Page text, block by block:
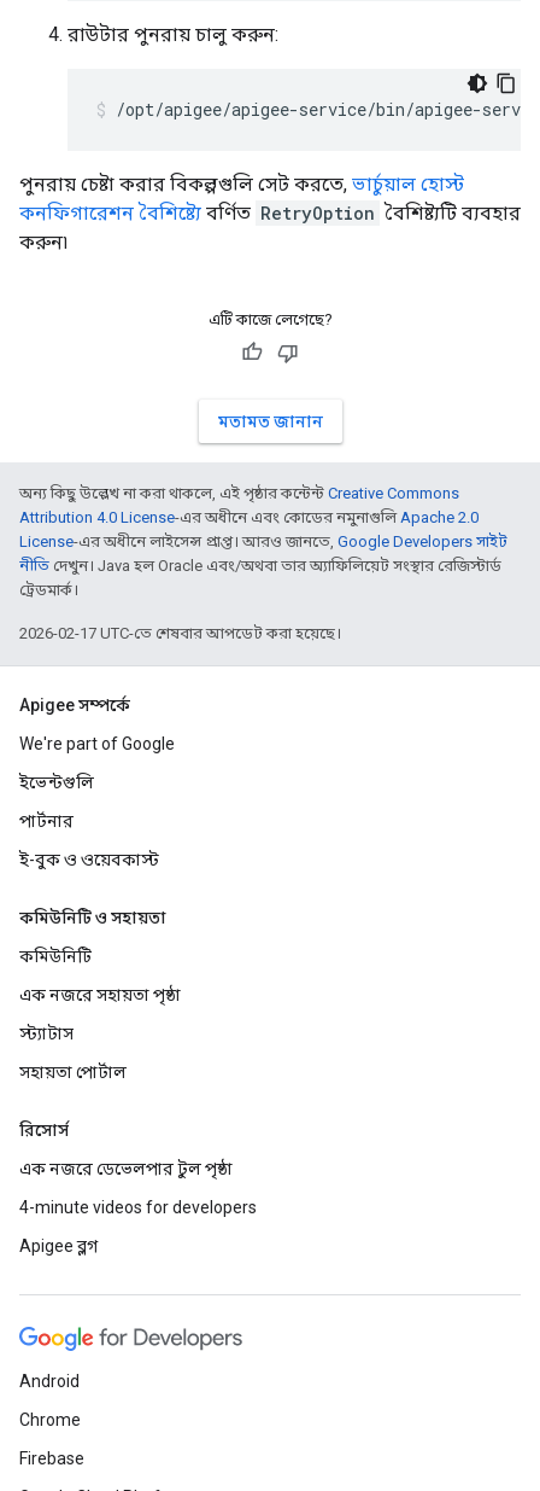
রাউটার পুনরায় চালু করুন:
/opt/apigee/apigee-service/bin/apigee-
পুনরায় চেষ্টা করার বিকল্পগুলি সেট করতে, ভার্চুয়াল হোস্ট
কনফিগারেশন বৈশিষ্ট্যে বর্ণিত RetryOption বৈশিষ্ট্যটি ব্যবহার
করুন৷
এটি কাজে লেগেছে?
মতামত জানান
অন্য কিছু উল্লেখ না করা থাকলে, এই পৃষ্ঠার কন্টেন্ট Creative Commons
Attribution 4.0 License-এর অধীনে এবং কোডের নমুনাগুলিApache 2.0
License-এর অধীনে লাইসেন্স প্রাপ্ত। আরও জানতে, Google Developers সাইট
নীতি দেখুন। Java হল Oracle এবং/অথবা তার অ্যাফিলিয়েট সংস্থার রেজিস্টার্ড
ট্রেডমার্ক।
2026-02-17 UTC-তে শেষবার আপডেট করা হয়েছে।
Apigee সম্পর্কে
We're part of Google
ইভেন্টগুলি
পার্টনার
ই-বুক ও ওয়েবকাস্ট
কমিউনিটি ও সহায়তা
কমিউনিটি
এক নজরে সহায়তা পৃষ্ঠা
স্ট্যাটাস
সহায়তা পোর্টাল
রিসোর্স
এক নজরে ডেভেলপার টুল পৃষ্ঠা
4-minute videos for developers
Apigee ব্লগ
Android
Chrome
Firebase